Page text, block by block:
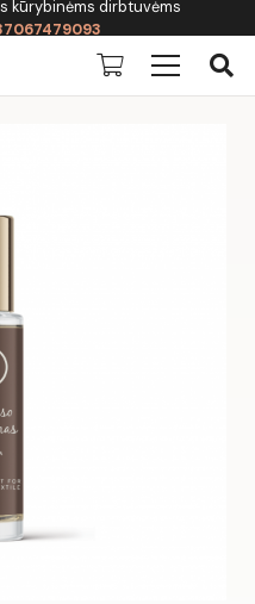
kūrybinėms dirbtuvėms